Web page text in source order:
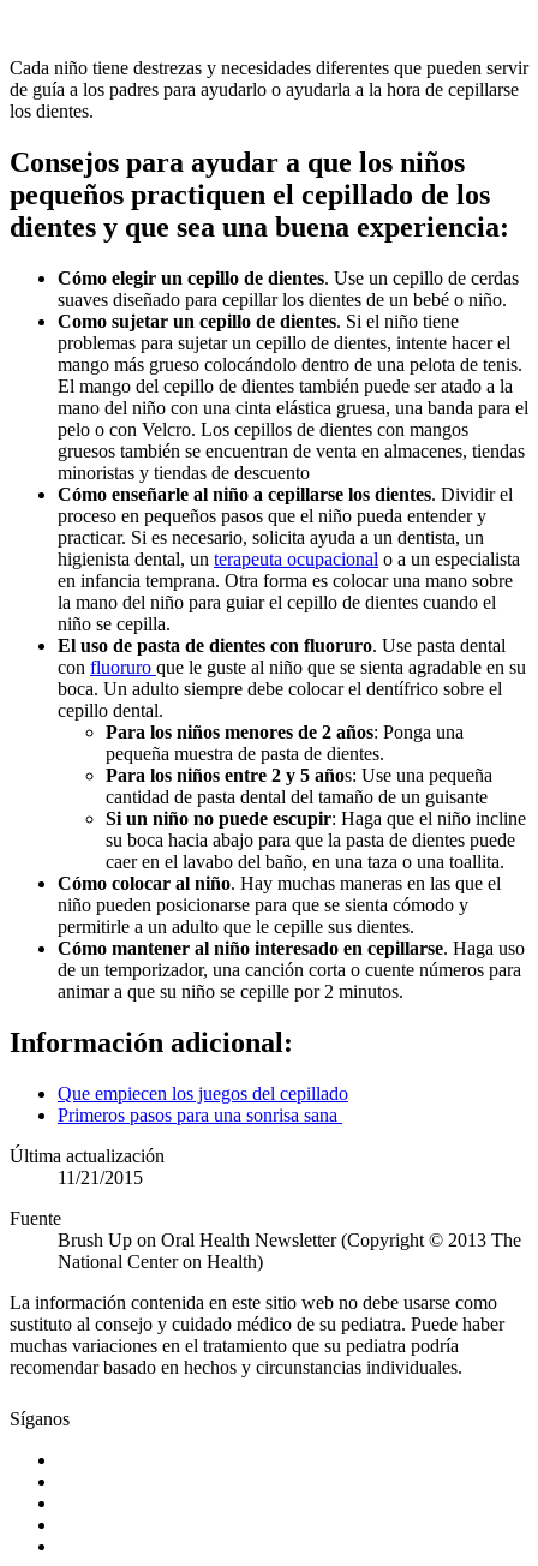
​Cada niño tiene destrezas y necesidades diferentes que pueden servir
de guía a los padres para ayudarlo o ayudarla a la hora de cepillarse
los dientes.
Consejos para ayudar a que los niños
pequeños practiquen el cepillado de los
dientes y que sea una buena experiencia:
Cómo elegir un cepillo de dientes. Use un cepillo de cerdas
suaves diseñado para cepillar los dientes de un bebé o niño.
Como sujetar un cepillo de dientes. Si el niño tiene
problemas para sujetar un cepillo de dientes, intente hacer el
mango más grueso colocándolo dentro de una pelota de tenis.
El mango del cepillo de dientes también puede ser atado a la
mano del niño con una cinta elástica gruesa, una banda para el
pelo o con Velcro. Los cepillos de dientes con mangos
gruesos también se encuentran de venta en almacenes, tiendas
minoristas y tiendas de descuento
Cómo enseñarle al niño a cepillarse los dientes. Dividir el
proceso en pequeños pasos que el niño pueda entender y
practicar. Si es necesario, solicita ayuda a un dentista, un
higienista dental, un terapeuta ocupacional o a un especialista
en infancia temprana. Otra forma es colocar una mano sobre
la mano del niño para guiar el cepillo de dientes cuando el
niño se cepilla.
El uso de pasta de dientes con fluoruro. Use pasta dental
con fluoruro que le guste al niño que se sienta agradable en su
boca. Un adulto siempre debe colocar el dentífrico sobre el
cepillo dental.
Para los niños menores de 2 años: Ponga una
pequeña muestra de pasta de dientes.
Para los niños entre 2 y 5 años: Use una pequeña
cantidad de pasta dental del tamaño de un guisante
Si un niño no puede escupir: Haga que el niño incline
su boca hacia abajo para que la pasta de dientes puede
caer en el lavabo del baño, en una taza o una toallita.
Cómo colocar al niño. Hay muchas maneras en las que el
niño pueden posicionarse para que se sienta cómodo y
permitirle a un adulto que le cepille sus dientes.
Cómo mantener al niño interesado en cepillarse. Haga uso
de un temporizador, una canción corta o cuente números para
animar a que su niño se cepille por 2 minutos.
Información adicional:
Que empiecen los juegos del cepillado
Primeros pasos para una sonrisa sana
Última actualización
11/21/2015
Fuente
Brush Up on Oral Health Newsletter (Copyright © 2013 The
National Center on Health)
La información contenida en este sitio web no debe usarse como
sustituto al consejo y cuidado médico de su pediatra. Puede haber
muchas variaciones en el tratamiento que su pediatra podría
recomendar basado en hechos y circunstancias individuales.
Síganos